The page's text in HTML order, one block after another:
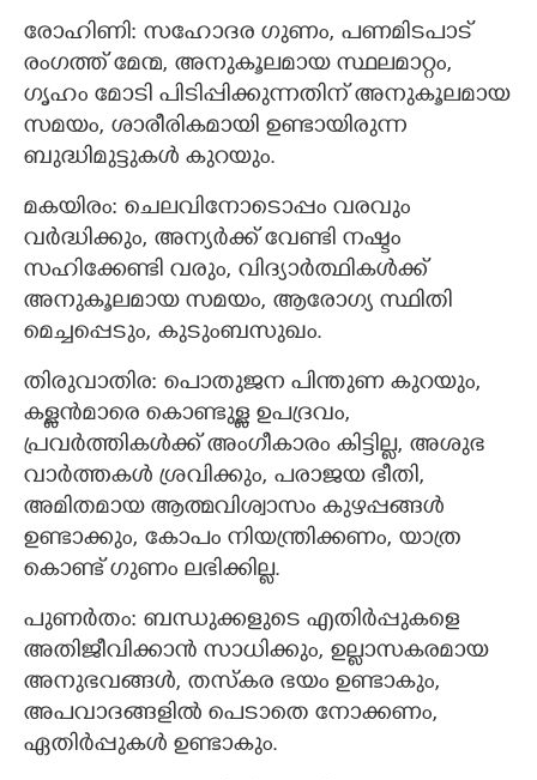
രോഹിണി: സഹോദര ഗുണം, പണമിടപാട്
രംഗത്ത് മേന്മ, അനുകൂലമായ സ്ഥലമാറ്റം,
ഗൃഹം മോടി പിടിപ്പിക്കുന്നതിന് അനുകൂലമായ
സമയം, ശാരീരികമായി ഉണ്ടായിരുന്ന
ബുദ്ധിമുട്ടുകള്‍ കുറയും.
മകയിരം: ചെലവിനോടൊപ്പം വരവും
വര്‍ദ്ധിക്കും, അന്യര്‍ക്ക് വേണ്ടി നഷ്ടം
സഹിക്കേണ്ടി വരും, വിദ്യാര്‍ത്ഥികള്‍ക്ക്
അനുകൂലമായ സമയം, ആരോഗ്യ സ്ഥിതി
മെച്ചപ്പെടും, കുടുംബസുഖം.
തിരുവാതിര: പൊതുജന പിന്തുണ കുറയും,
കള്ളന്‍മാരെ കൊണ്ടുള്ള ഉപദ്രവം,
പ്രവര്‍ത്തികള്‍ക്ക് അംഗീകാരം കിട്ടില്ല, അശുഭ
വാര്‍ത്തകള്‍ ശ്രവിക്കും, പരാജയ ഭീതി,
അമിതമായ ആത്മവിശ്വാസം കുഴപ്പങ്ങൾ
ഉണ്ടാക്കും, കോപം നിയന്ത്രിക്കണം, യാത്ര
കൊണ്ട് ഗുണം ലഭിക്കില്ല.
പുണര്‍തം: ബന്ധുക്കളുടെ എതിര്‍പ്പുകളെ
അതിജീവിക്കാന്‍ സാധിക്കും, ഉല്ലാസകരമായ
അനുഭവങ്ങൾ, തസ്കര ഭയം ഉണ്ടാകും,
അപവാദങ്ങളില്‍ പെടാതെ നോക്കണം,
ഏതിര്‍പ്പുകള്‍ ഉണ്ടാകും.